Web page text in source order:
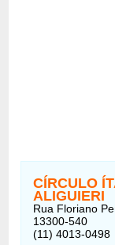
CÍRCULO
ALIGUIERI
Rua Floriano
13300-540
(11) 4013-0498